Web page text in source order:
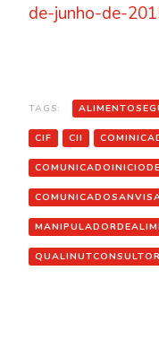
de-junho-de-
TAGS:
CIF CII